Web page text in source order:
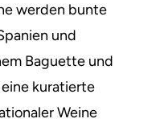
werden bunte
und
Baguette und
kuratierte
Weine